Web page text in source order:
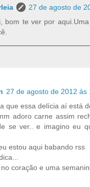
27 de agosto de
bom te ver por
27 de agosto de 2012 às
que essa delícia aí está
adoro carne assim
se ver.. e imagino eu
estou aqui babando rss
coração e uma